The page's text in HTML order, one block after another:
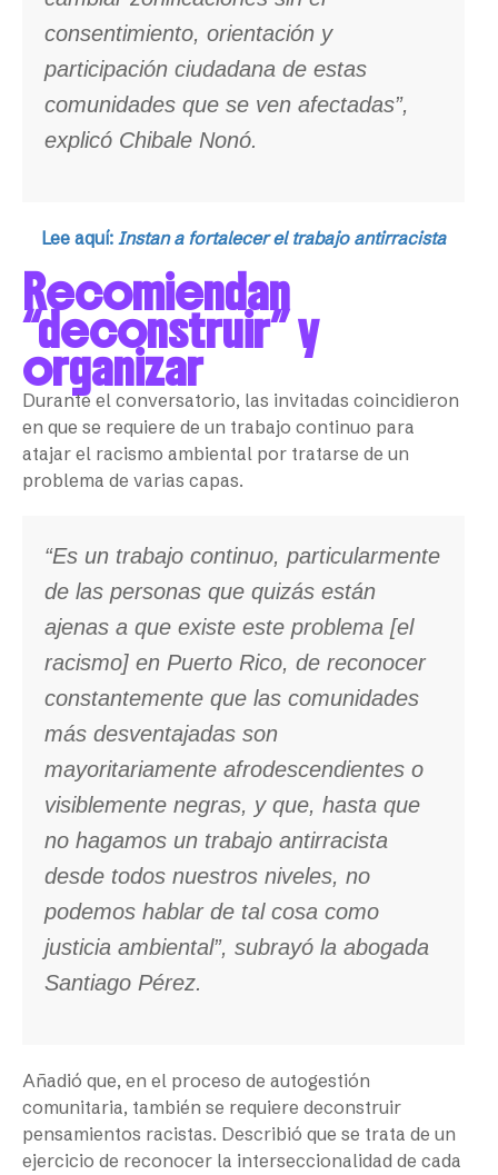
consentimiento, orientación y
participación ciudadana de estas
comunidades que se ven afectadas”,
explicó Chibale Nonó.
Lee aquí: Instan a fortalecer el trabajo antirracista
Recomiendan
“deconstruir” y
organizar
Durante el conversatorio, las invitadas coincidieron
en que se requiere de un trabajo continuo para
atajar el racismo ambiental por tratarse de un
problema de varias capas.
“Es un trabajo continuo, particularmente
de las personas que quizás están
ajenas a que existe este problema [el
racismo] en Puerto Rico, de reconocer
constantemente que las comunidades
más desventajadas son
mayoritariamente afrodescendientes o
visiblemente negras, y que, hasta que
no hagamos un trabajo antirracista
desde todos nuestros niveles, no
podemos hablar de tal cosa como
justicia ambiental”, subrayó la abogada
Santiago Pérez.
Añadió que, en el proceso de autogestión
comunitaria, también se requiere deconstruir
pensamientos racistas. Describió que se trata de un
ejercicio de reconocer la interseccionalidad de cada